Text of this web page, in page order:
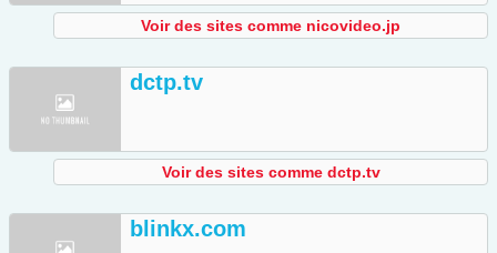
Voir des sites comme nicovideo.jp
dctp.tv
Voir des sites comme dctp.tv
blinkx.com